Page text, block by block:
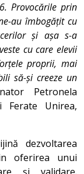
Provocările prin
au îmbogățit cu
și așa s-a
cu care elevii
proprii, mai
să-și creeze un
Petronela
Ferate Unirea,
dezvoltarea
oferirea unui